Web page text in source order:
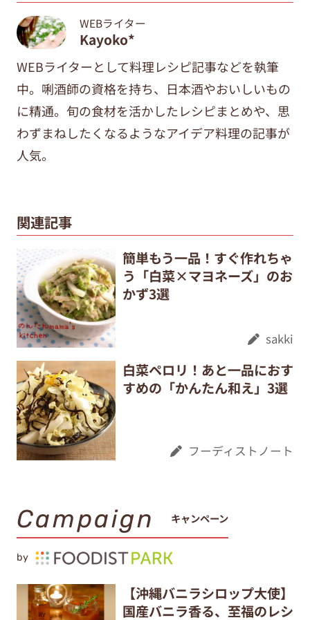
WEBライター
Kayoko*
WEBライターとして料理レシピ記事などを執筆
中。唎酒師の資格を持ち、日本酒やおいしいもの
に精通。旬の食材を活かしたレシピまとめや、思
わずまねしたくなるようなアイデア料理の記事が
人気。
関連記事
簡単もう一品！すぐ作れちゃ
う「白菜×マヨネーズ」のお
かず3選
sakki
白菜ペロリ！あと一品におす
すめの「かんたん和え」3選
フーディストノート
Campaign キャンペーン
by
【沖縄バニラシロップ大使】
国産バニラ香る、至福のレシ